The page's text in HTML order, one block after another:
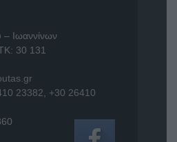
– Ιωαννίνων
30 131
23382
+30 26410